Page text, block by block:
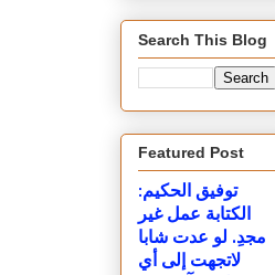
Search This Blog
Featured Post
توفيق الحكيم:
الكتابة عمل غير
مجدِ. لو عدت شابا
لاتجهت إلى أي